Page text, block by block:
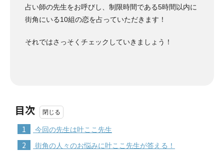
占い師の先生をお呼びし、制限時間である5時間以内に
街角にいる10組の恋を占っていただきます！
それではさっそくチェックしていきましょう！
目次
1 今回の先生は叶ここ先生
2 街角の人々のお悩みに叶ここ先生が答える！